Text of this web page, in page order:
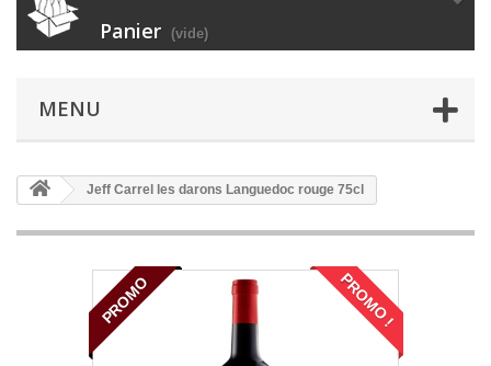
Panier (vide)
MENU
Jeff Carrel les darons Languedoc rouge 75cl
PROMO PROMO !